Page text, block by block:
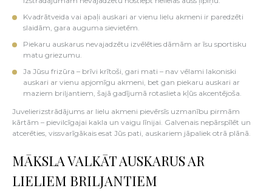
Kvadrātveida vai apaļi auskari ar vienu lielu akmeni ir paredzēti
slaidām, gara auguma sievietēm.
Piekaru auskarus nevajadzētu izvēlēties dāmām ar īsu sportisku
matu griezumu.
Ja Jūsu frizūra – brīvi krītoši, gari mati – nav vēlami lakoniski
auskari ar vienu apjomīgu akmeni, bet gan piekaru auskari ar
maziem briljantiem, šajā gadījumā rotaslieta kļūs akcentējoša.
Juvelierizstrādājums ar lielu akmeni pievērsīs uzmanību pirmām
kārtām – pievilcīgajai kakla un vaigu līnijai. Galvenais nepārspīlēt un
atcerēties, vissvarīgākais esat Jūs pati, auskariem jāpaliek otrā plānā.
MĀKSLA VALKĀT AUSKARUS AR
LIELIEM BRILJANTIEM